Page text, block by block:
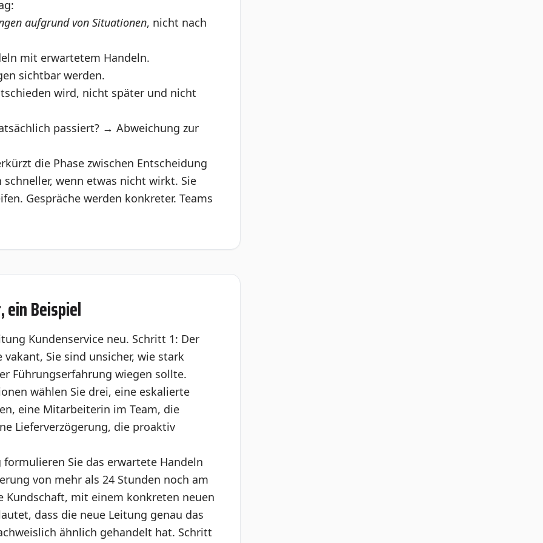
aufgrund von Situationen, nicht nach
mit erwartetem Handeln.
sichtbar werden.
wird, nicht später und nicht
passiert? → Abweichung zur
die Phase zwischen Entscheidung
wenn etwas nicht wirkt. Sie
Gespräche werden konkreter. Teams
ein Beispiel
Kundenservice neu. Schritt 1: Der
Sie sind unsicher, wie stark
Führungserfahrung wiegen sollte.
wählen Sie drei, eine eskalierte
eine Mitarbeiterin im Team, die
Lieferverzögerung, die proaktiv
Sie das erwartete Handeln
von mehr als 24 Stunden noch am
mit einem konkreten neuen
dass die neue Leitung genau das
ähnlich gehandelt hat. Schritt